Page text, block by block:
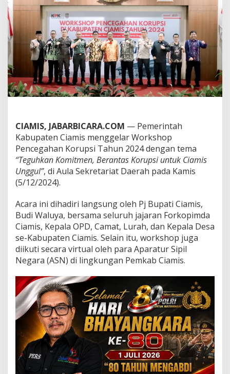
h
a
n
K
o
r
p
s
i
j
.
B
u
p
a
t
i
a
m
i
s
K
o
i
t
m
e
n
u
n
t
CIAMIS, JABARBICARA.COM — Pemerintah
Kabupaten Ciamis menggelar Workshop
Pencegahan Korupsi Tahun 2024 dengan tema
“Teguhkan Komitmen, Berantas Korupsi untuk Ciamis
Unggul”, di Aula Sekretariat Daerah pada Kamis
(5/12/2024).
Acara ini dihadiri langsung oleh Pj Bupati Ciamis,
Budi Waluya, bersama seluruh jajaran Forkopimda
Ciamis, Kepala OPD, Camat, Lurah, dan Kepala Desa
se-Kabupaten Ciamis. Selain itu, workshop juga
diikuti secara virtual oleh para Aparatur Sipil
Negara (ASN) di lingkungan Pemkab Ciamis.